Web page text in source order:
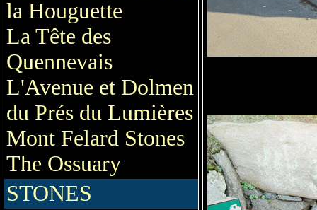
la Houguette
La Tête des
Quennevais
L'Avenue et Dolmen
du Prés du Lumières
Mont Felard Stones
The Ossuary
STONES